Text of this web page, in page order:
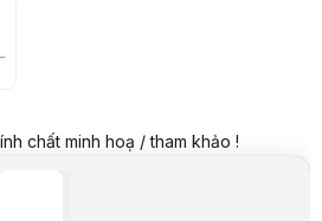
gắn chữ U/ đèn và remote
chất minh hoạ / tham khảo !